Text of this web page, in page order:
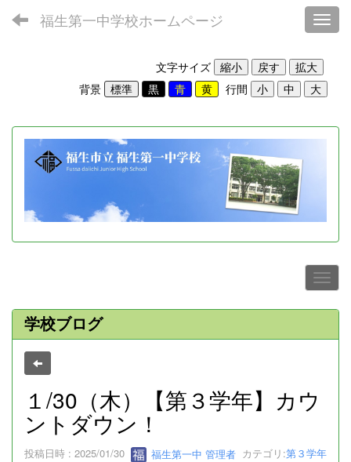
福生第一中学校ホームページ
文字サイズ
背景
行間
学校ブログ
１/30（木）【第３学年】カウ
ントダウン！
投稿日時 : 2025/01/30 福生第一中 管理者 カテゴリ:第３学年